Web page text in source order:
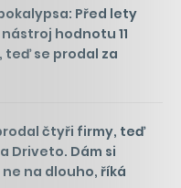
Před lety
hodnotu 11
teď se prodal za
čtyři firmy, teď
Driveto. Dám si
na dlouho, říká